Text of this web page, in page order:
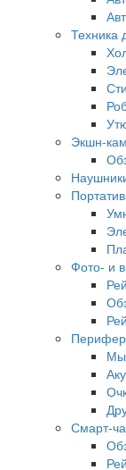
Техника
Экшн-
Фото- и
Смарт-